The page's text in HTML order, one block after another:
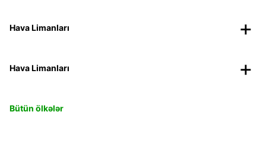
Hava Limanları
Hava Limanları
Bütün ölkələr